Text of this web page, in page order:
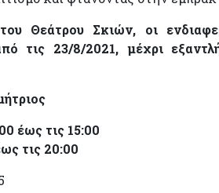
Θεάτρου Σκιών, οι
τις 23/8/2021, μέχρι
έως τις 15:00
τις 20:00